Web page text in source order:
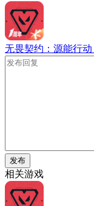
无畏契约：源能行动
发布
相关游戏